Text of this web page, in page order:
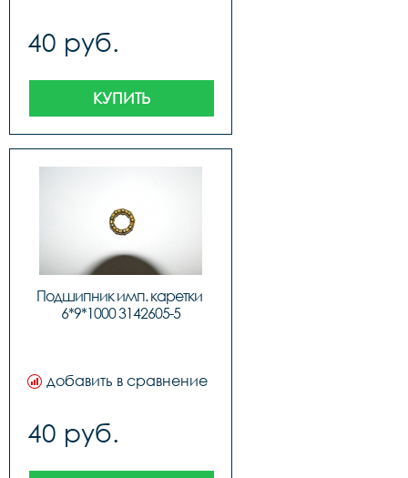
40 руб.
КУПИТЬ
Подшипник имп. каретки
6*9*1000 3142605-5
добавить в сравнение
40 руб.